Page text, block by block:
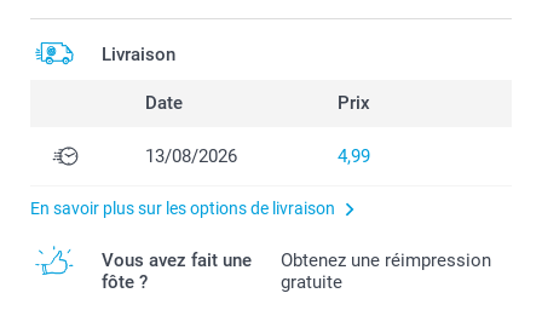
Livraison
Date Prix
13/08/2026 4,99
En savoir plus sur les options de livraison
Vous avez fait une
fôte ?
Obtenez une réimpression
gratuite